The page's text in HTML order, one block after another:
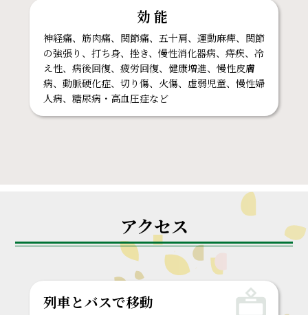
効能
神経痛、筋肉痛、関節痛、五十肩、運動麻痺、関節
の強張り、打ち身、挫き、慢性消化器病、痔疾、冷
え性、病後回復、疲労回復、健康増進、慢性皮膚
病、動脈硬化症、切り傷、火傷、虚弱児童、慢性婦
人病、糖尿病・高血圧症など
アクセス
列車とバスで移動